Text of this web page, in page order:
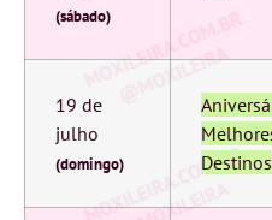
(sábado)
19 de
julho
(domingo)
Destinos